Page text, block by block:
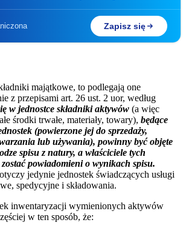
Zapisz się
majątkowe, to podlegają one
z przepisami art. 26 ust. 2 uor, według
w jednostce składniki aktywów (a więc
środki trwałe, materiały, towary), będące
(powierzone jej do sprzedaży,
lub używania), powinny być objęte
spisu z natury, a właściciele tych
powiadomieni o wynikach spisu.
jedynie jednostek świadczących usługi
spedycyjne i składowania.
inwentaryzacji wymienionych aktywów
w ten sposób, że: